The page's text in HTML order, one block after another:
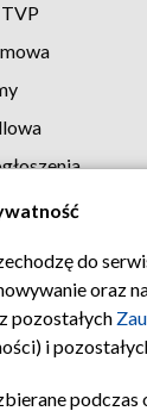
do
oraz
pozostałych
i